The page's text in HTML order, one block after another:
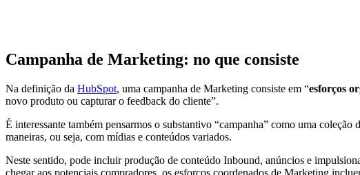
Campanha de Marketing: no que consiste
Na definição da HubSpot, uma campanha de Marketing consiste em “esforços
novo produto ou capturar o feedback do cliente”.
É interessante também pensarmos o substantivo “campanha” como uma
maneiras, ou seja, com mídias e conteúdos variados.
Neste sentido, pode incluir produção de conteúdo Inbound, anúncios e
chegar aos potenciais compradores, os esforços coordenados de Marketing